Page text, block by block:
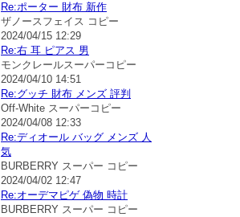
Re:ポーター 財布 新作
ザノースフェイス コピー
2024/04/15 12:29
Re:右 耳 ピアス 男
モンクレールスーパーコピー
2024/04/10 14:51
Re:グッチ 財布 メンズ 評判
Off-White スーパーコピー
2024/04/08 12:33
Re:ディオール バッグ メンズ 人
気
BURBERRY スーパー コピー
2024/04/02 12:47
Re:オーデマピゲ 偽物 時計
BURBERRY スーパー コピー